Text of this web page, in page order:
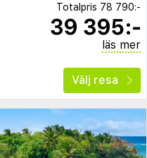
Totalpris 78 790:-
39 395:-
läs mer
Välj resa